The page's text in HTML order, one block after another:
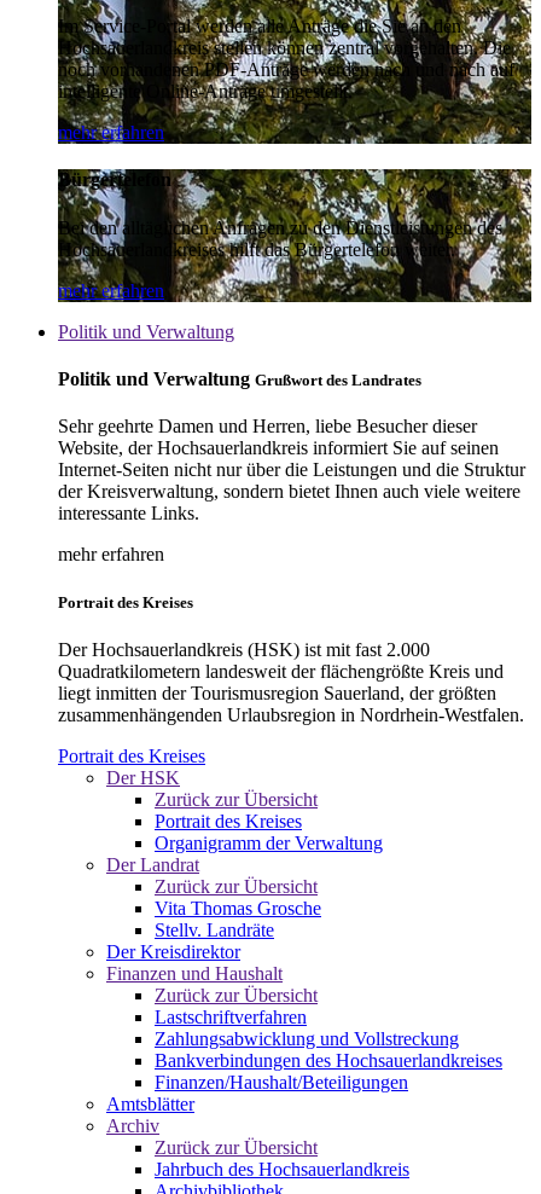
Im Service-Portal werden alle Anträge die Sie an den
Hochsauerlandkreis stellen können zentral vorgehalten. Die
noch vorhandenen PDF-Anträge werden nach und nach auf
intelligente Online-Anträge umgestellt.
mehr erfahren
Bürgertelefon
Bei den alltäglichen Anfragen zu den Dienstleistungen des
Hochsauerlandkreises hilft das Bürgertelefon weiter.
mehr erfahren
Politik und Verwaltung
Politik und Verwaltung Grußwort des Landrates
Sehr geehrte Damen und Herren, liebe Besucher dieser
Website, der Hochsauerlandkreis informiert Sie auf seinen
Internet-Seiten nicht nur über die Leistungen und die Struktur
der Kreisverwaltung, sondern bietet Ihnen auch viele weitere
interessante Links.
mehr erfahren
Portrait des Kreises
Der Hochsauerlandkreis (HSK) ist mit fast 2.000
Quadratkilometern landesweit der flächengrößte Kreis und
liegt inmitten der Tourismusregion Sauerland, der größten
zusammenhängenden Urlaubsregion in Nordrhein-Westfalen.
Portrait des Kreises
Der HSK
Zurück zur Übersicht
Portrait des Kreises
Organigramm der Verwaltung
Der Landrat
Zurück zur Übersicht
Vita Thomas Grosche
Stellv. Landräte
Der Kreisdirektor
Finanzen und Haushalt
Zurück zur Übersicht
Lastschriftverfahren
Zahlungsabwicklung und Vollstreckung
Bankverbindungen des Hochsauerlandkreises
Finanzen/Haushalt/Beteiligungen
Amtsblätter
Archiv
Zurück zur Übersicht
Jahrbuch des Hochsauerlandkreis